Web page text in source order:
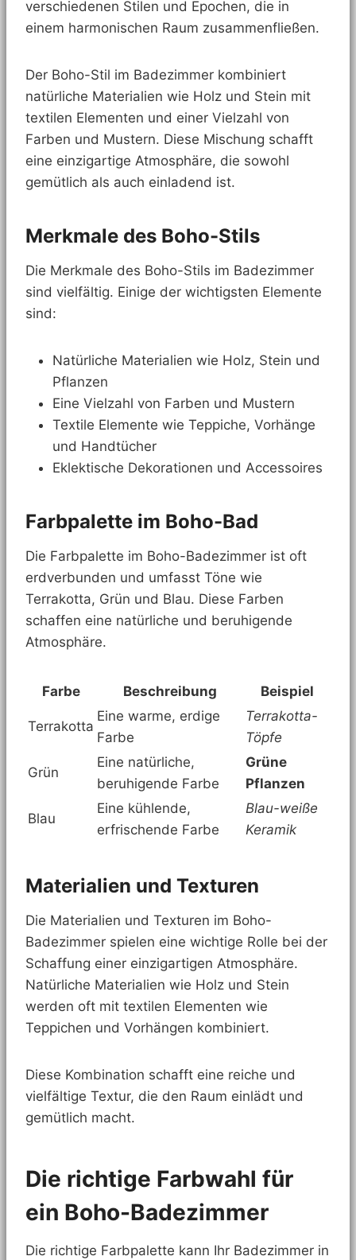
verschiedenen Stilen und Epochen, die in
einem harmonischen Raum zusammenfließen.
Der Boho-Stil im Badezimmer kombiniert
natürliche Materialien wie Holz und Stein mit
textilen Elementen und einer Vielzahl von
Farben und Mustern. Diese Mischung schafft
eine einzigartige Atmosphäre, die sowohl
gemütlich als auch einladend ist.
Merkmale des Boho-Stils
Die Merkmale des Boho-Stils im Badezimmer
sind vielfältig. Einige der wichtigsten Elemente
sind:
Natürliche Materialien wie Holz, Stein und
Pflanzen
Eine Vielzahl von Farben und Mustern
Textile Elemente wie Teppiche, Vorhänge
und Handtücher
Eklektische Dekorationen und Accessoires
Farbpalette im Boho-Bad
Die Farbpalette im Boho-Badezimmer ist oft
erdverbunden und umfasst Töne wie
Terrakotta, Grün und Blau. Diese Farben
schaffen eine natürliche und beruhigende
Atmosphäre.
Farbe Beschreibung Beispiel
Terrakotta
Eine warme, erdige
Farbe
Terrakotta-
Töpfe
Grün
Eine natürliche,
beruhigende Farbe
Grüne
Pflanzen
Blau
Eine kühlende,
erfrischende Farbe
Blau-weiße
Keramik
Materialien und Texturen
Die Materialien und Texturen im Boho-
Badezimmer spielen eine wichtige Rolle bei der
Schaffung einer einzigartigen Atmosphäre.
Natürliche Materialien wie Holz und Stein
werden oft mit textilen Elementen wie
Teppichen und Vorhängen kombiniert.
Diese Kombination schafft eine reiche und
vielfältige Textur, die den Raum einlädt und
gemütlich macht.
Die richtige Farbwahl für
ein Boho-Badezimmer
Die richtige Farbpalette kann Ihr Badezimmer in